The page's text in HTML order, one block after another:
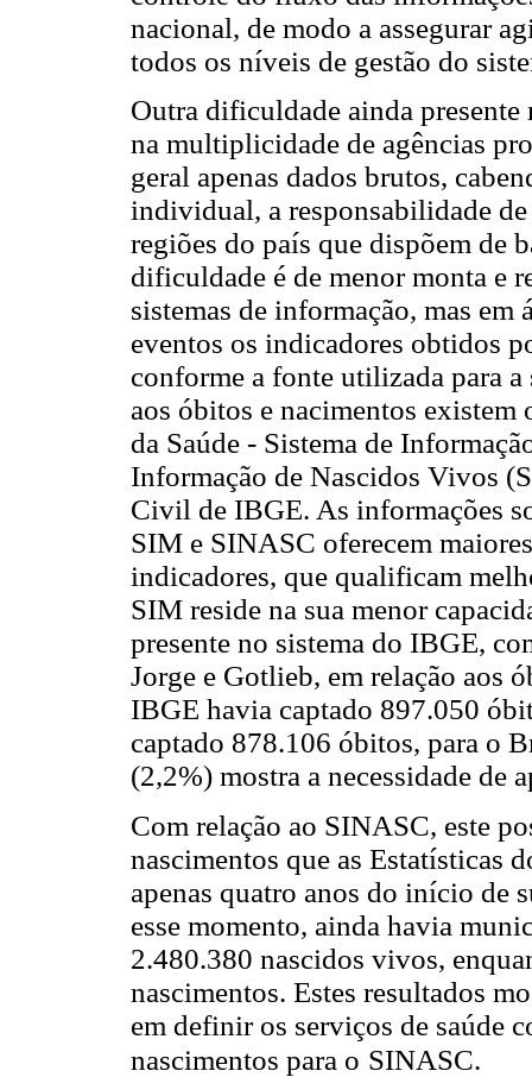
nacional, de modo a assegurar
todos os níveis de gestão do
Outra dificuldade ainda presente
na multiplicidade de agências
geral apenas dados brutos,
individual, a responsabilidade
regiões do país que dispõem de
dificuldade é de menor monta e
sistemas de informação, mas em
eventos os indicadores obtidos
conforme a fonte utilizada para
aos óbitos e nacimentos
da Saúde - Sistema de
Informação de Nascidos Vivos
Civil de IBGE. As informações
SIM e SINASC oferecem
indicadores, que qualificam
SIM reside na sua menor
presente no sistema do IBGE,
Jorge e Gotlieb, em relação aos
IBGE havia captado 897.050
captado 878.106 óbitos, para o
(2,2%) mostra a necessidade de
Com relação ao SINASC, este
nascimentos que as Estatísticas
apenas quatro anos do início de
esse momento, ainda havia
2.480.380 nascidos vivos,
nascimentos. Estes resultados
em definir os serviços de saúde
nascimentos para o SINASC.